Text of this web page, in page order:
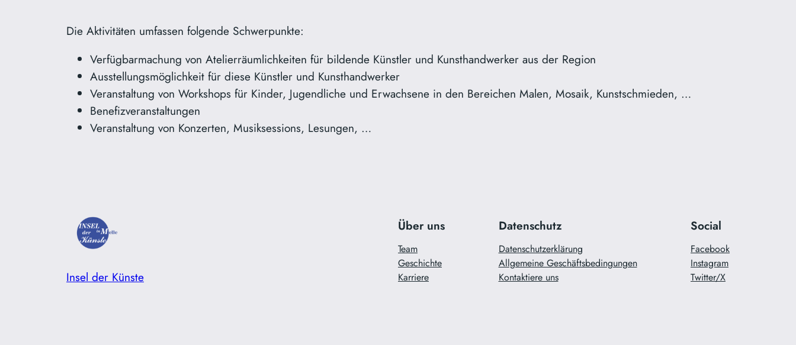
Die Aktivitäten umfassen folgende Schwerpunkte:
Verfügbarmachung von Atelierräumlichkeiten für bildende Künstler und Kunsthandwerker aus der Region
Ausstellungsmöglichkeit für diese Künstler und Kunsthandwerker
Veranstaltung von Workshops für Kinder, Jugendliche und Erwachsene in den Bereichen Malen, Mosaik, Kunstschmieden, …
Benefizveranstaltungen
Veranstaltung von Konzerten, Musiksessions, Lesungen, …
Insel der Künste
Über uns
Team
Geschichte
Karriere
Datenschutz
Datenschutzerklärung
Allgemeine Geschäftsbedingungen
Kontaktiere uns
Social
Facebook
Instagram
Twitter/X